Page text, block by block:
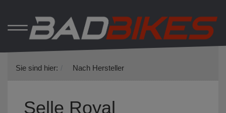
Sie sind hier: Nach Hersteller
Selle Royal